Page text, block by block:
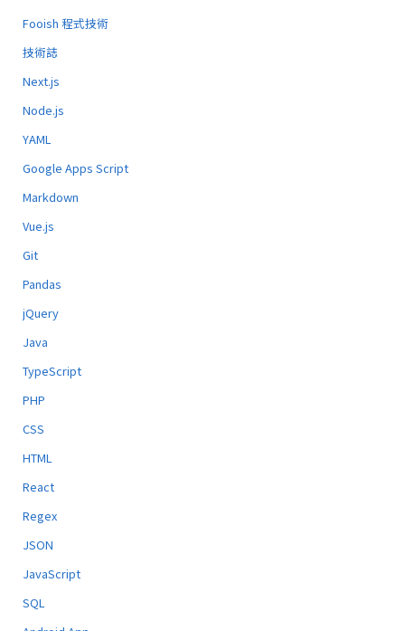
Fooish 程式技術
技術誌
Next.js
Node.js
YAML
Google Apps Script
Markdown
Vue.js
Git
Pandas
jQuery
Java
TypeScript
PHP
CSS
HTML
React
Regex
JSON
JavaScript
SQL